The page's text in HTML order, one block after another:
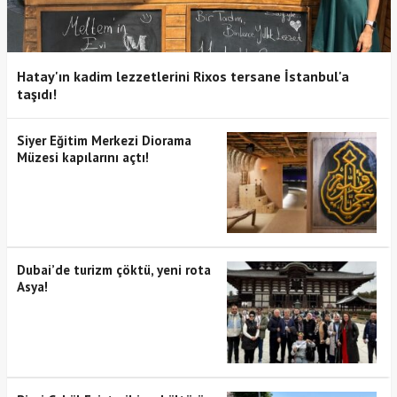
Hatay'ın kadim lezzetlerini Rixos tersane İstanbul'a
taşıdı!
Siyer Eğitim Merkezi Diorama
Müzesi kapılarını açtı!
Dubai’de turizm çöktü, yeni rota
Asya!